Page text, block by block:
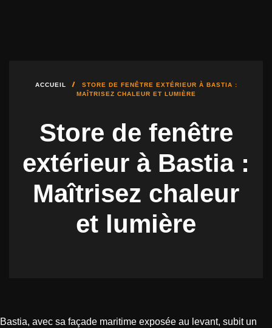
ACCUEIL
STORE DE FENÊTRE EXTÉRIEUR À BASTIA :
MAÎTRISEZ CHALEUR ET LUMIÈRE
Store de fenêtre
extérieur à Bastia :
Maîtrisez chaleur
et lumière
Bastia, avec sa façade maritime exposée au levant, subit un